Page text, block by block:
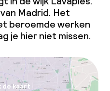
Madrid. Het
beroemde werken
je hier niet missen.
de kaart